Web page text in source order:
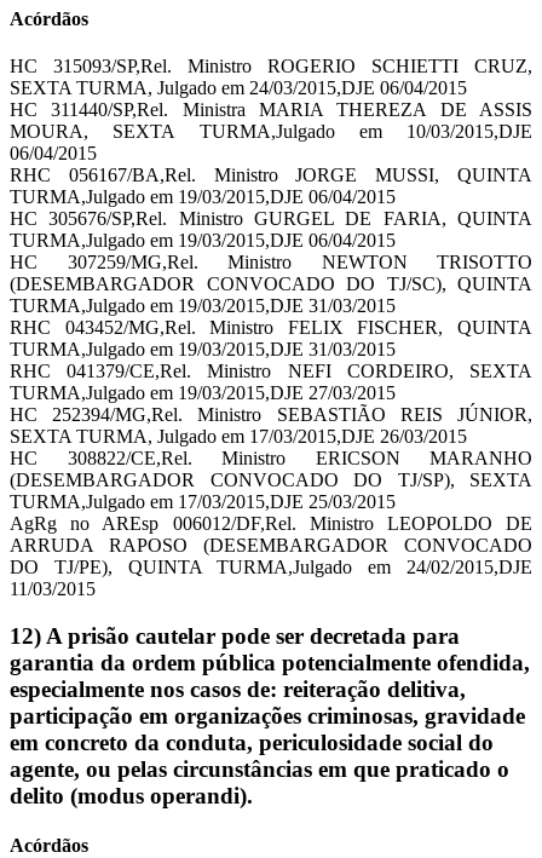
Acórdãos
HC 315093/SP,Rel. Ministro ROGERIO SCHIETTI CRUZ,
SEXTA TURMA, Julgado em 24/03/2015,DJE 06/04/2015
HC 311440/SP,Rel. Ministra MARIA THEREZA DE ASSIS
MOURA, SEXTA TURMA,Julgado em 10/03/2015,DJE
06/04/2015
RHC 056167/BA,Rel. Ministro JORGE MUSSI, QUINTA
TURMA,Julgado em 19/03/2015,DJE 06/04/2015
HC 305676/SP,Rel. Ministro GURGEL DE FARIA, QUINTA
TURMA,Julgado em 19/03/2015,DJE 06/04/2015
HC 307259/MG,Rel. Ministro NEWTON TRISOTTO
(DESEMBARGADOR CONVOCADO DO TJ/SC), QUINTA
TURMA,Julgado em 19/03/2015,DJE 31/03/2015
RHC 043452/MG,Rel. Ministro FELIX FISCHER, QUINTA
TURMA,Julgado em 19/03/2015,DJE 31/03/2015
RHC 041379/CE,Rel. Ministro NEFI CORDEIRO, SEXTA
TURMA,Julgado em 19/03/2015,DJE 27/03/2015
HC 252394/MG,Rel. Ministro SEBASTIÃO REIS JÚNIOR,
SEXTA TURMA, Julgado em 17/03/2015,DJE 26/03/2015
HC 308822/CE,Rel. Ministro ERICSON MARANHO
(DESEMBARGADOR CONVOCADO DO TJ/SP), SEXTA
TURMA,Julgado em 17/03/2015,DJE 25/03/2015
AgRg no AREsp 006012/DF,Rel. Ministro LEOPOLDO DE
ARRUDA RAPOSO (DESEMBARGADOR CONVOCADO
DO TJ/PE), QUINTA TURMA,Julgado em 24/02/2015,DJE
11/03/2015
12) A prisão cautelar pode ser decretada para
garantia da ordem pública potencialmente ofendida,
especialmente nos casos de: reiteração delitiva,
participação em organizações criminosas, gravidade
em concreto da conduta, periculosidade social do
agente, ou pelas circunstâncias em que praticado o
delito (modus operandi).
Acórdãos